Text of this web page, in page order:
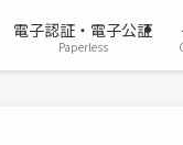
電子認証・電子公証
Paperless